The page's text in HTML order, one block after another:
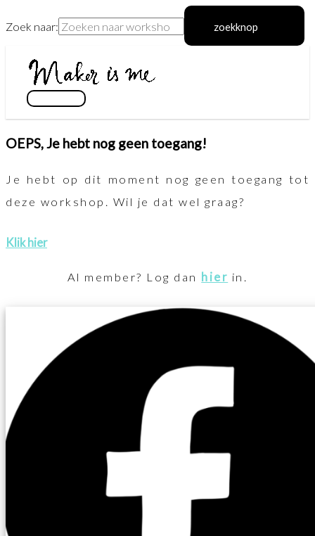
Zoek naar: zoekknop
inhoud
hoofdmenu
OEPS, Je hebt nog geen toegang!
Je hebt op dit moment nog geen toegang tot
deze workshop. Wil je dat wel graag?
Klik hier
Al member? Log dan hier in.